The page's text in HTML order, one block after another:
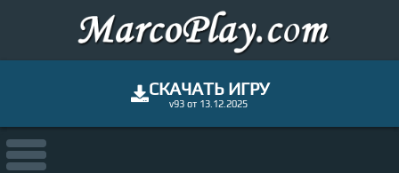
СКАЧАТЬ ИГРУ
v93 от 13.12.2025